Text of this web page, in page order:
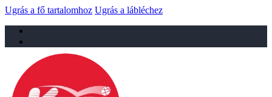
Ugrás a fő tartalomhoz Ugrás a lábléchez
sportiskola@juniorsportkft.hu